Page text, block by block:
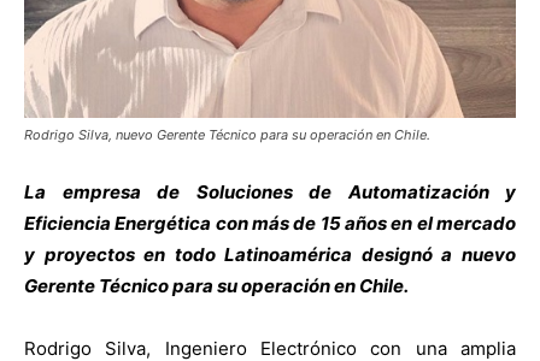
Rodrigo Silva, nuevo Gerente Técnico para su operación en Chile.
La empresa de Soluciones de Automatización y
Eficiencia Energética con más de 15 años en el mercado
y proyectos en todo Latinoamérica designó a nuevo
Gerente Técnico para su operación en Chile.
Rodrigo Silva, Ingeniero Electrónico con una amplia